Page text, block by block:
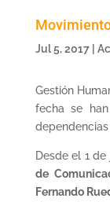
Jul 5, 2017|
Gestión
fecha se
Desde el 1
de
Fernando